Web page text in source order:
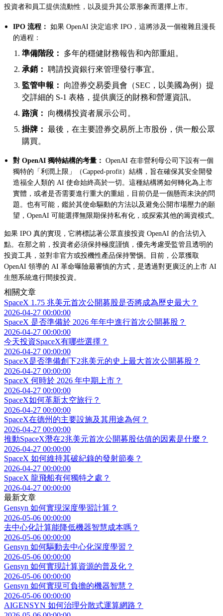
投資者和員工提供流動性，以及提升其公眾形象而選擇上市。
IPO 流程： 如果 OpenAI 決定追求 IPO，這將涉及一個複雜且漫長
的過程：
準備階段：
多年的穩健財務報告和內部重組。
承銷： 聘請投資銀行來管理發行事宜。
監管申報：
向證券交易委員會（SEC，以美國為例）提
交詳細的 S-1 表格，提供廣泛的財務和營運資訊。
路演：
向機構投資者展示公司。
掛牌： 最後，在主要證券交易所上市股份，供一般公眾
購買。
對 OpenAI 獨特結構的考量： OpenAI 在非營利母公司下設有一個
獨特的「利潤上限」（Capped-profit）結構，旨在確保其安全開發
造福全人類的 AI 使命始終高於一切。這種結構將如何轉化為上市
實體，或者是否需要進行重大的重組，目前仍是一個懸而未決的問
題。也有可能，鑑於其使命驅動的方法以及避免公開市場壓力的願
望，OpenAI 可能選擇無限期保持私有化，或探索其他的籌資模式。
如果 IPO 真的實現，它將標誌著公眾直接投資 OpenAI 的合法切入
點。在那之前，投資者必須保持極度謹慎，優先考慮受監管且透明的
投資工具，並對非官方或投機性產品保持警惕。目前，公眾獲取
OpenAI 領導的 AI 革命曝險最審慎的方式，是透過對更廣泛的上市 AI
生態系統進行間接投資。
相關文章
SpaceX 1.75 兆美元首次公開募股是否將成為歷史最大？
2026-04-27 00:00:00
SpaceX 是否準備於 2026 年年中進行首次公開募股？
2026-04-27 00:00:00
今天投資SpaceX有哪些選擇？
2026-04-27 00:00:00
SpaceX是否準備創下2兆美元的史上最大首次公開募股？
2026-04-27 00:00:00
SpaceX 何時於 2026 年中期上市？
2026-04-27 00:00:00
SpaceX如何革新太空旅行？
2026-04-27 00:00:00
SpaceX在德州的主要設施及其用途為何？
2026-04-27 00:00:00
推動SpaceX潛在2兆美元首次公開募股估值的因素是什麼？
2026-04-27 00:00:00
SpaceX 如何維持其破紀錄的發射節奏？
2026-04-27 00:00:00
SpaceX 龍飛船有何獨特之處？
2026-04-27 00:00:00
最新文章
Gensyn 如何實現深度學習計算？
2026-05-06 00:00:00
去中心化計算能降低機器智慧成本嗎？
2026-05-06 00:00:00
Gensyn 如何驅動去中心化深度學習？
2026-05-06 00:00:00
Gensyn 如何實現計算資源的普及化？
2026-05-06 00:00:00
Gensyn 如何實現可負擔的機器智慧？
2026-05-06 00:00:00
AIGENSYN 如何治理分散式運算網路？